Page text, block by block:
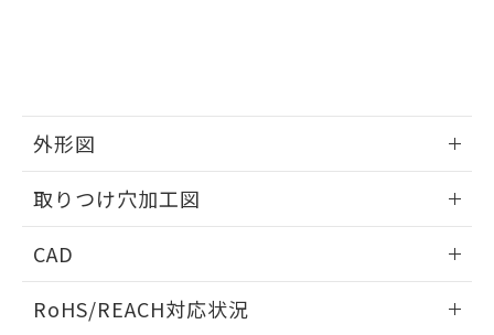
外形図
取りつけ穴加工図
CAD
ドすることができます。
RoHS/REACH対応状況
品・サービスに関するお客様との取
をご了承ください。
※当社の共同利用者とは、
下記の非含有証明書をダウンロードするこ
とができます。
EU RoHS指令（10物質）の非含有証明書
51物質の非含有証明書（当社基準）
※本証明書は発行日時点で非含有を証明す
ものではありません。
また、RoHS指令のフタル酸エステル類４
物質の対応では、対応完了までの期間は出